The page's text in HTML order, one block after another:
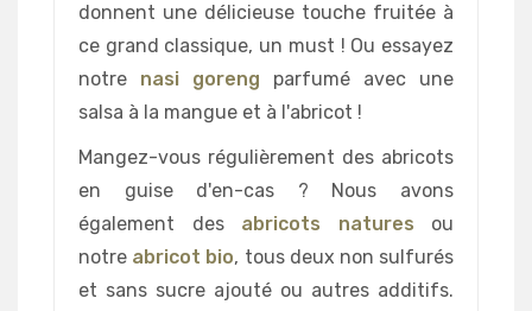
donnent une délicieuse touche fruitée à
ce grand classique, un must ! Ou essayez
notre nasi goreng parfumé avec une
salsa à la mangue et à l'abricot !
Mangez-vous régulièrement des abricots
en guise d'en-cas ? Nous avons
également des abricots natures ou
notre abricot bio, tous deux non sulfurés
et sans sucre ajouté ou autres additifs.